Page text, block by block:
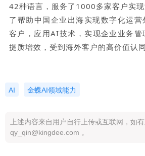
42种语言，服务了1000多家客户实
了帮助中国企业出海实现数字化运
客户，应用AI技术，实现企业业务管
提质增效，受到海外客户的高价值认同
AI 金蝶AI领域能力
上述内容来自用户自行上传或互联网，如
qy_qin@kingdee.com 。